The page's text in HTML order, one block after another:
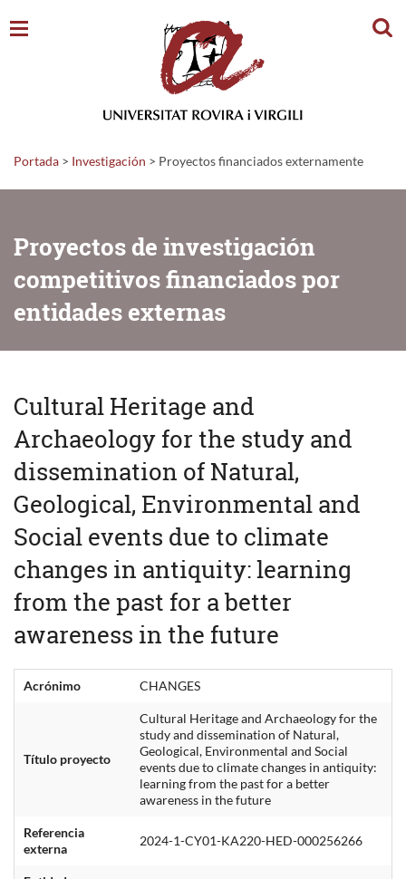
Portada > Investigación > Proyectos financiados externamente
Proyectos de investigación
competitivos financiados por
entidades externas
Cultural Heritage and
Archaeology for the study and
dissemination of Natural,
Geological, Environmental and
Social events due to climate
changes in antiquity: learning
from the past for a better
awareness in the future
Acrónimo CHANGES
Título proyecto
Cultural Heritage and Archaeology for the
study and dissemination of Natural,
Geological, Environmental and Social
events due to climate changes in antiquity:
learning from the past for a better
awareness in the future
Referencia
externa
2024-1-CY01-KA220-HED-000256266